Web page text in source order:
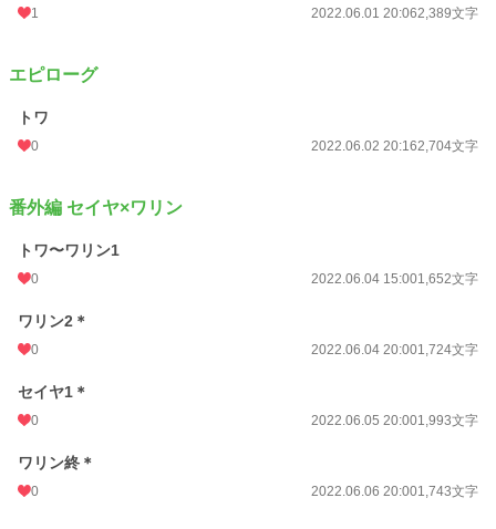
1 2022.06.01 20:062,389文字
エピローグ
トワ
0 2022.06.02 20:162,704文字
番外編 セイヤ×ワリン
トワ〜ワリン1
0 2022.06.04 15:001,652文字
ワリン2＊
0 2022.06.04 20:001,724文字
セイヤ1＊
0 2022.06.05 20:001,993文字
ワリン終＊
0 2022.06.06 20:001,743文字